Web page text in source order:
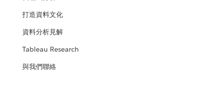
打造資料文化
資料分析見解
Tableau Research
與我們聯絡